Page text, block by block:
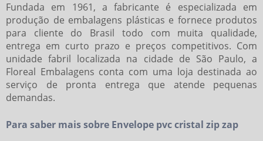
Fundada em 1961, a fabricante é especializada em
produção de embalagens plásticas e fornece produtos
para cliente do Brasil todo com muita qualidade,
entrega em curto prazo e preços competitivos. Com
unidade fabril localizada na cidade de São Paulo, a
Floreal Embalagens conta com uma loja destinada ao
serviço de pronta entrega que atende pequenas
demandas.
Para saber mais sobre Envelope pvc cristal zip zap